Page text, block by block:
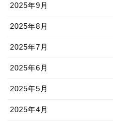
2025年9月
2025年8月
2025年7月
2025年6月
2025年5月
2025年4月